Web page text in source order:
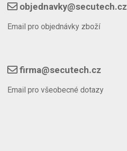
objednavky@secutech.cz
Email pro objednávky zboží
firma@secutech.cz
Email pro všeobecné dotazy